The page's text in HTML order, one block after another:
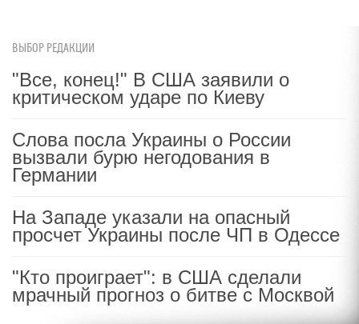
ВЫБОР РЕДАКЦИИ
"Все, конец!" В США заявили о
критическом ударе по Киеву
Слова посла Украины о России
вызвали бурю негодования в
Германии
На Западе указали на опасный
просчет Украины после ЧП в Одессе
"Кто проиграет": в США сделали
мрачный прогноз о битве с Москвой